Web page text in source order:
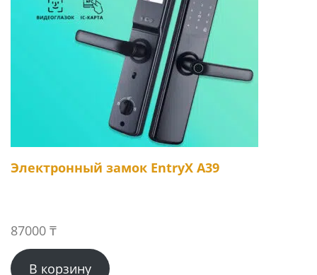
Электронный замок EntryX A39
87000 ₸
В корзину